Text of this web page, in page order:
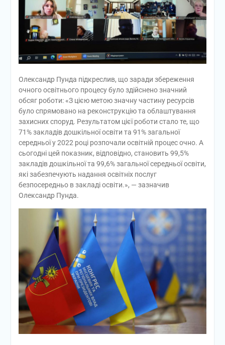
Олександр Пунда підкреслив, що заради збереження
очного освітнього процесу було здійснено значний
обсяг роботи: «З цією метою значну частину ресурсів
було спрямовано на реконструкцію та облаштування
захисних споруд. Результатом цієї роботи стало те, що
71% закладів дошкільної освіти та 91% загальної
середньої у 2022 році розпочали освітній процес очно. А
сьогодні цей показник, відповідно, становить 99,5%
закладів дошкільної та 99,6% загальної середньої освіти,
які забезпечують надання освітніх послуг
безпосередньо в закладі освіти.», — зазначив
Олександр Пунда.